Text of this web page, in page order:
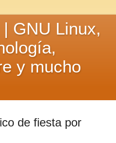
GNU Linux,
y mucho
de fiesta por